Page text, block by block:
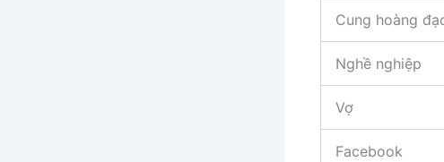
Cung hoàng
Nghề nghiệp
Vợ
Facebook